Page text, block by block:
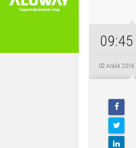
09:45
02 Aralık 2016